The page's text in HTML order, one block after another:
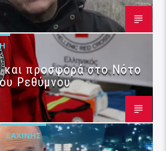
και προσφορά στο Νότο
Ρεθύμνου
ΣΑΧΊΝΗΣ